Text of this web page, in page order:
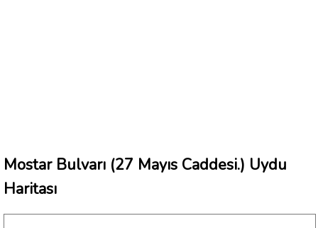
Mostar Bulvarı (27 Mayıs Caddesi.) Uydu
Haritası